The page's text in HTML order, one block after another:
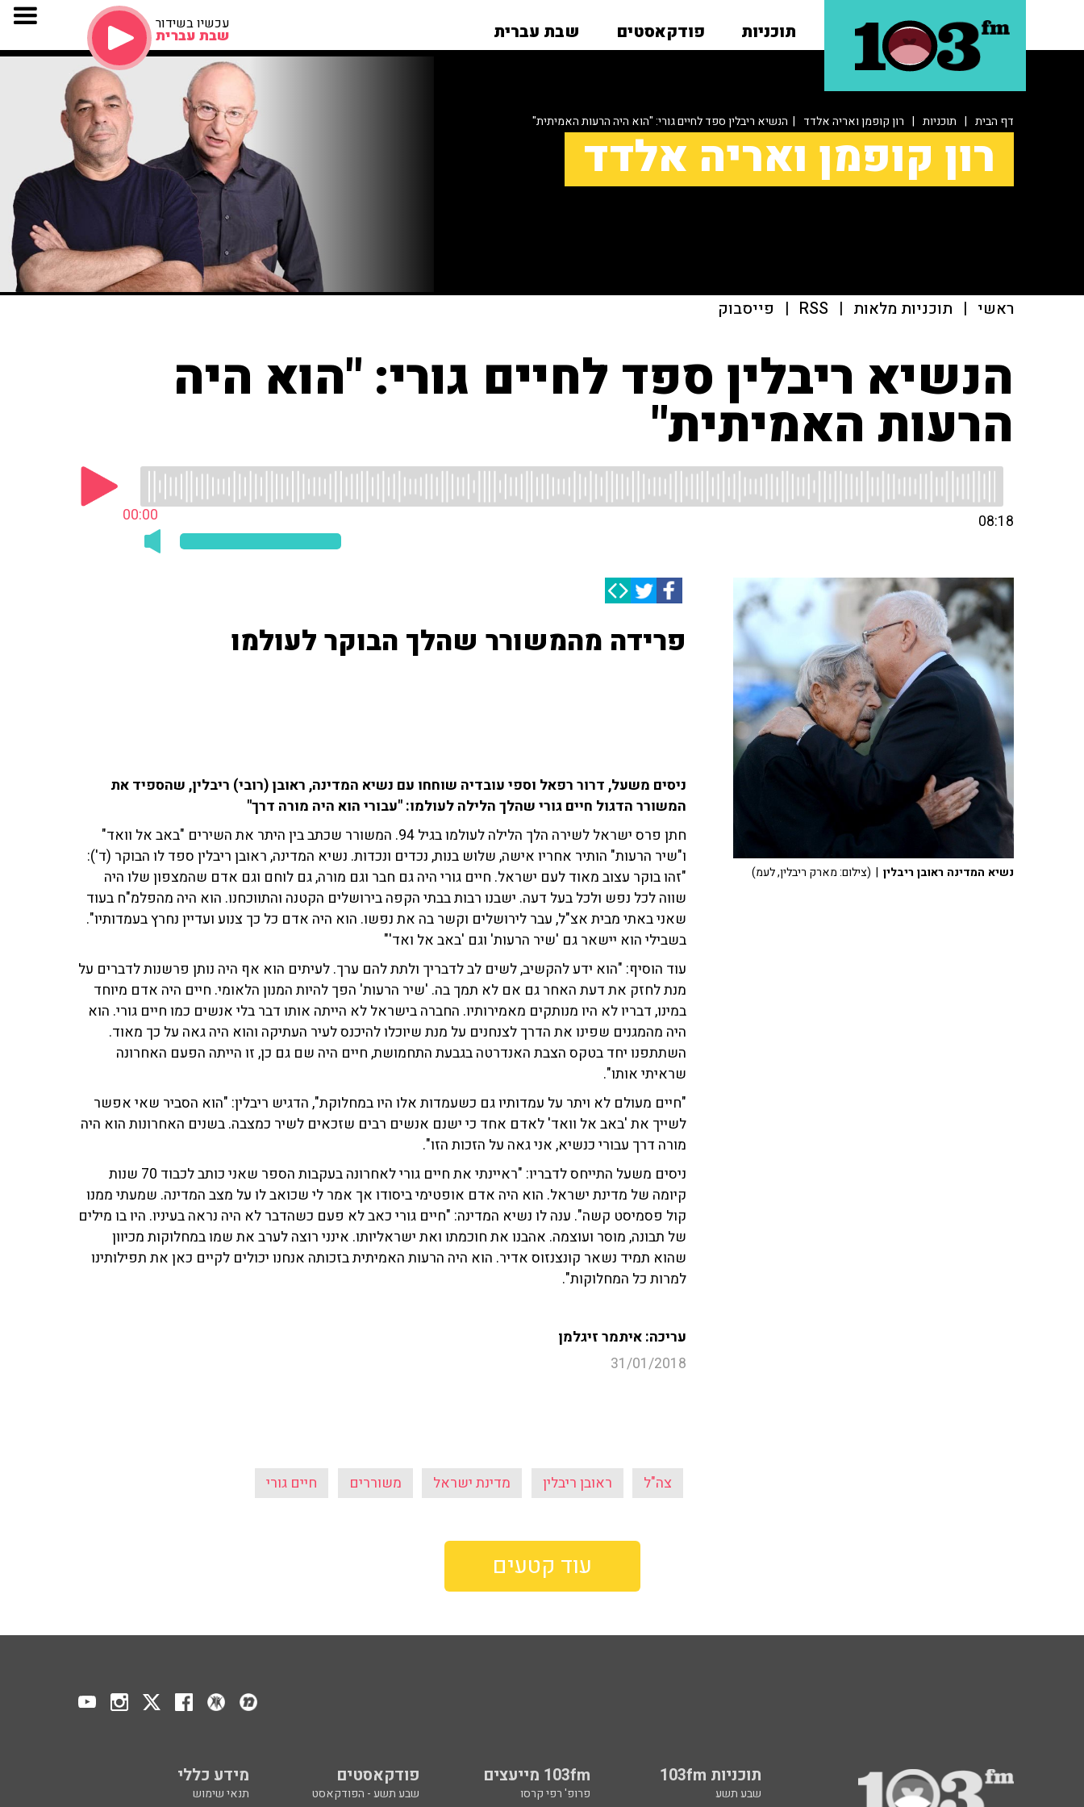
תוכניות פודקאסטים שבת עברית עכשיו בשידור
שבת עברית
דף הבית | תוכניות | רון קופמן ואריה אלדד | הנשיא ריבלין ספד לחיים גורי: "הוא היה הרעות האמיתית"
רון קופמן ואריה אלדד
ראשי | תוכניות מלאות |
RSS
| פייסבוק
הנשיא ריבלין ספד לחיים גורי: "הוא היה
הרעות האמיתית"
00:00 08:18
פרידה מהמשורר שהלך הבוקר לעולמו
ניסים משעל, דרור רפאל וספי עובדיה שוחחו עם נשיא המדינה, ראובן (רובי) ריבלין, שהספיד את
המשורר הדגול חיים גורי שהלך הלילה לעולמו: "עבורי הוא היה מורה דרך"
חתן פרס ישראל לשירה הלך הלילה לעולמו בגיל 94. המשורר שכתב בין היתר את השירים "באב אל וואד"
ו"שיר הרעות" הותיר אחריו אישה, שלוש בנות, נכדים ונכדות. נשיא המדינה, ראובן ריבלין ספד לו הבוקר (ד'):
"זהו בוקר עצוב מאוד לעם ישראל. חיים גורי היה גם חבר וגם מורה, גם לוחם וגם אדם שהמצפון שלו היה
שווה לכל נפש ולכל בעל דעה. ישבנו רבות בבתי הקפה בירושלים הקטנה והתווכחנו. הוא היה מהפלמ"ח בעוד
שאני באתי מבית אצ"ל, עבר לירושלים וקשר בה את נפשו. הוא היה אדם כל כך צנוע ועדיין נחרץ בעמדותיו".
בשבילי הוא יישאר גם 'שיר הרעות' וגם 'באב אל ואד'"
עוד הוסיף: "הוא ידע להקשיב, לשים לב לדבריך ולתת להם ערך. לעיתים הוא אף היה נותן פרשנות לדברים על
מנת לחזק את דעת האחר גם אם לא תמך בה. 'שיר הרעות' הפך להיות המנון הלאומי. חיים היה אדם מיוחד
במינו, דבריו לא היו מנותקים מאמירותיו. החברה בישראל לא הייתה אותו דבר בלי אנשים כמו חיים גורי. הוא
היה מהמגנים שפינו את הדרך לצנחנים על מנת שיוכלו להיכנס לעיר העתיקה והוא היה גאה על כך מאוד.
השתתפנו יחד בטקס הצבת האנדרטה בגבעת התחמושת, חיים היה שם גם כן, זו הייתה הפעם האחרונה
שראיתי אותו".
"חיים מעולם לא ויתר על עמדותיו גם כשעמדות אלו היו במחלוקת", הדגיש ריבלין: "הוא הסביר שאי אפשר
לשייך את 'באב אל וואד' לאדם אחד כי ישנם אנשים רבים שזכאים לשיר כמצבה. בשנים האחרונות הוא היה
מורה דרך עבורי כנשיא, אני גאה על הזכות הזו".
ניסים משעל התייחס לדבריו: "ראיינתי את חיים גורי לאחרונה בעקבות הספר שאני כותב לכבוד 70 שנות
קיומה של מדינת ישראל. הוא היה אדם אופטימי ביסודו אך אמר לי שכואב לו על מצב המדינה. שמעתי ממנו
קול פסמיסט קשה". ענה לו נשיא המדינה: "חיים גורי כאב לא פעם כשהדבר לא היה נראה בעיניו. היו בו מילים
של תבונה, מוסר ועוצמה. אהבנו את חוכמתו ואת ישראליותו. אינני רוצה לערב את שמו במחלוקות מכיוון
שהוא תמיד נשאר קונצנזוס אדיר. הוא היה הרעות האמיתית בזכותה אנחנו יכולים לקיים כאן את תפילותינו
למרות כל המחלוקות".
עריכה: איתמר זיגלמן
31/01/2018
צה"ל ראובן ריבלין מדינת ישראל משוררים חיים גורי
נשיא המדינה ראובן ריבלין | (צילום: מארק ריבלין, לעמ)
עוד קטעים
תוכניות 103fm 103fm מייעצים פודקאסטים מידע כללי
שבע תשע פרופ' רפי קרסו שבע תשע - הפודקאסט
תנאי שימוש